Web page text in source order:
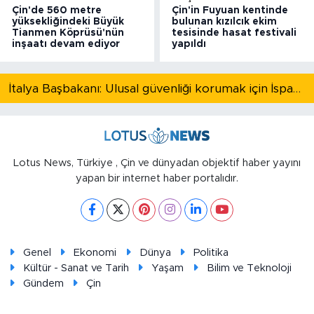
Çin'de 560 metre
yüksekliğindeki Büyük
Tianmen Köprüsü'nün
inşaatı devam ediyor
Çin'in Fuyuan kentinde
bulunan kızılcık ekim
tesisinde hasat festivali
yapıldı
İtalya Başbakanı: Ulusal güvenliği korumak için İspanya ile Schengen kapsamındaki serbest dolaşımı askıya alıyoruz
Lotus News, Türkiye , Çin ve dünyadan objektif haber yayını
yapan bir internet haber portalıdır.
Genel Ekonomi Dünya
Politika
Kültür - Sanat ve Tarih
Yaşam
Bilim ve Teknoloji
Gündem
Çin